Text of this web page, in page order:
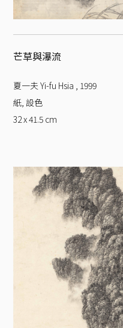
芒草與瀑流
夏一夫 Yi-fu Hsia
1999
紙, 設色
32 x 41.5 cm